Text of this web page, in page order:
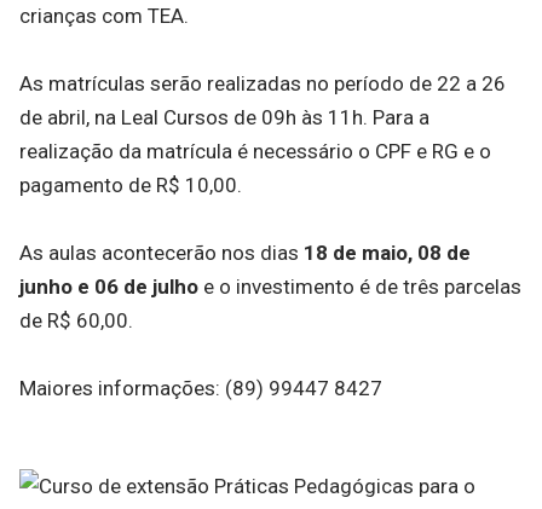
crianças com TEA.
As matrículas serão realizadas no período de 22 a 26
de abril, na Leal Cursos de 09h às 11h. Para a
realização da matrícula é necessário o CPF e RG e o
pagamento de R$ 10,00.
As aulas acontecerão nos dias 18 de maio, 08 de
junho e 06 de julho e o investimento é de três parcelas
de R$ 60,00.
Maiores informações: (89) 99447 8427